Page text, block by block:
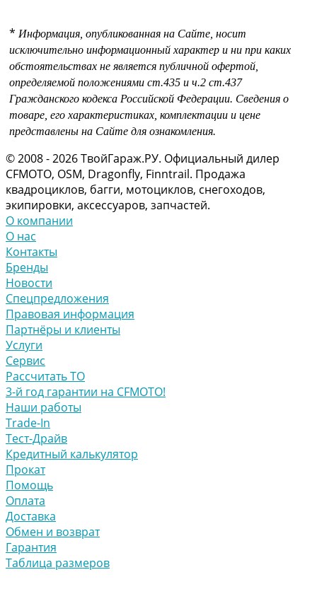
* Информация, опубликованная на Сайте, носит
исключительно информационный характер и ни при каких
обстоятельствах не является публичной офертой,
определяемой положениями ст.435 и ч.2 ст.437
Гражданского кодекса Российской Федерации. Сведения о
товаре, его характеристиках, комплектации и цене
представлены на Сайте для ознакомления.
© 2008 - 2026 ТвойГараж.РУ. Официальный дилер
CFMOTO, OSM, Dragonfly, Finntrail. Продажа
квадроциклов, багги, мотоциклов, снегоходов,
экипировки, аксессуаров, запчастей.
О компании
О нас
Контакты
Бренды
Новости
Спецпредложения
Правовая информация
Партнёры и клиенты
Услуги
Сервис
Рассчитать ТО
3-й год гарантии на CFMOTO!
Наши работы
Trade-In
Тест-Драйв
Кредитный калькулятор
Прокат
Помощь
Оплата
Доставка
Обмен и возврат
Гарантия
Таблица размеров